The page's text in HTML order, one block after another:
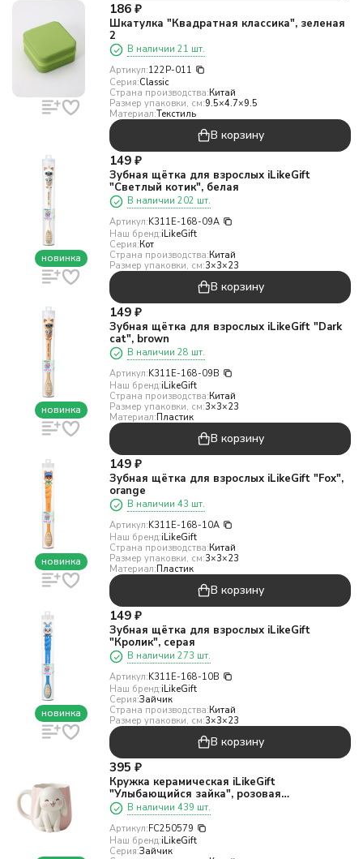
186 ₽
Шкатулка "Квадратная классика", зеленая
2
В наличии 21 шт.
Артикул:122P-011
Серия:Classic
Страна производства:Китай
Размер упаковки, см:9.5×4.7×9.5
Материал:Текстиль
В корзину
новинка
149 ₽
Зубная щётка для взрослых iLikeGift
"Светлый котик", белая
В наличии 202 шт.
Артикул:K311E-168-09A
Наш бренд:iLikeGift
Серия:Кот
Страна производства:Китай
Размер упаковки, см:3×3×23
В корзину
новинка
149 ₽
Зубная щётка для взрослых iLikeGift "Dark
cat", brown
В наличии 28 шт.
Артикул:K311E-168-09B
Наш бренд:iLikeGift
Страна производства:Китай
Размер упаковки, см:3×3×23
Материал:Пластик
В корзину
новинка
149 ₽
Зубная щётка для взрослых iLikeGift "Fox",
orange
В наличии 43 шт.
Артикул:K311E-168-10A
Наш бренд:iLikeGift
Страна производства:Китай
Размер упаковки, см:3×3×23
Материал:Пластик
В корзину
новинка
149 ₽
Зубная щётка для взрослых iLikeGift
"Кролик", серая
В наличии 273 шт.
Артикул:K311E-168-10B
Наш бренд:iLikeGift
Серия:Зайчик
Страна производства:Китай
Размер упаковки, см:3×3×23
В корзину
395 ₽
Кружка керамическая iLikeGift
"Улыбающийся зайка", розовая
(13,6*10,6*9,4),400мл
В наличии 439 шт.
Артикул:FC250579
Наш бренд:iLikeGift
Серия:Зайчик